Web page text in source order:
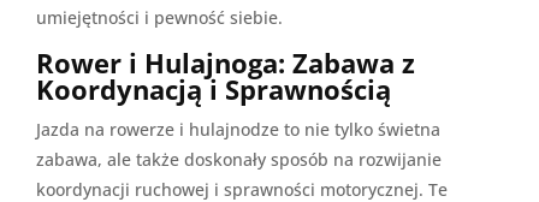
umiejętności i pewność siebie.
Rower i Hulajnoga: Zabawa z
Koordynacją i Sprawnością
Jazda na rowerze i hulajnodze to nie tylko świetna
zabawa, ale także doskonały sposób na rozwijanie
koordynacji ruchowej i sprawności motorycznej. Te